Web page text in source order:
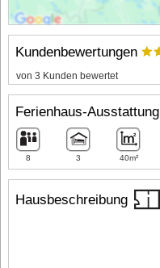
Hausbeschreibung
Kundenbewertungen
von 3 Kunden bewertet
Ferienhaus-Ausstattung
8 3 40m²